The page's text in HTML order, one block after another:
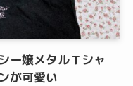
ー嬢メタルＴシャ
が可愛い